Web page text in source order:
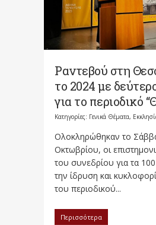
Ραντεβού στη
το 2024 με
για το περιοδικό
Κατηγορίες: Γενικά Θέματα,
Ολοκληρώθηκαν το
Οκτωβρίου, οι
του συνεδρίου για τα
την ίδρυση και
του περιοδικού...
Περισσότερα